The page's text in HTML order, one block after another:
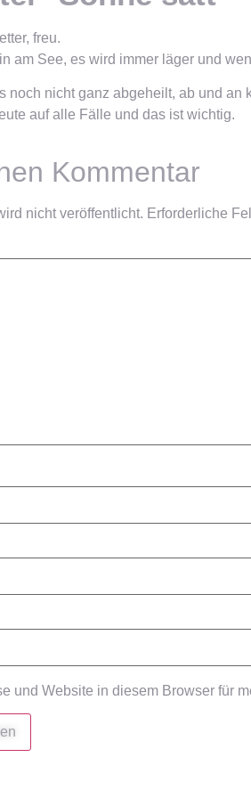
freu.
am See, es wird immer läger und
noch nicht ganz abgeheilt, ab und
auf alle Fälle und das ist wichtig.
Kommentar
nicht veröffentlicht. Erforderliche
und Website in diesem Browser für